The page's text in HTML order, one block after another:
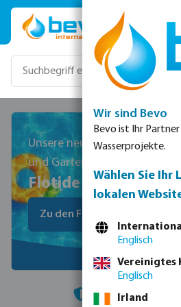
Zum Hauptinhalt springen
Unsere neue Marke für alle
und
Flotide
Zu den Flotide Produkten
Lösungen für Pools,
Wir sind Bevo
Bevo ist Ihr
Wasserprojekte.
Wählen Sie Ihr
lokalen
International
Englisch
Vereinigtes
Englisch
Irland